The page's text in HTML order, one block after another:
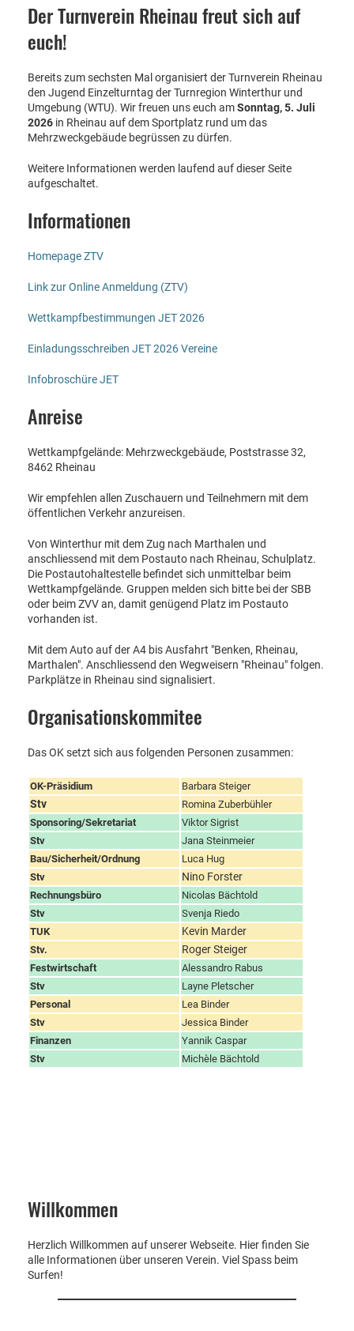
Der Turnverein Rheinau freut sich auf
euch!
Bereits zum sechsten Mal organisiert der Turnverein Rheinau
den Jugend Einzelturntag der Turnregion Winterthur und
Umgebung (WTU). Wir freuen uns euch amSonntag, 5. Juli
2026 in Rheinau auf dem Sportplatz rund um das
Mehrzweckgebäude begrüssen zu dürfen.
Weitere Informationen werden laufend auf dieser Seite
aufgeschaltet.
Informationen
Homepage ZTV
Link zur Online Anmeldung (ZTV)
Wettkampfbestimmungen JET 2026
Einladungsschreiben JET 2026 Vereine
Infobroschüre JET
Anreise
Wettkampfgelände: Mehrzweckgebäude, Poststrasse 32,
8462 Rheinau
Wir empfehlen allen Zuschauern und Teilnehmern mit dem
öffentlichen Verkehr anzureisen.
Von Winterthur mit dem Zug nach Marthalen und
anschliessend mit dem Postauto nach Rheinau, Schulplatz.
Die Postautohaltestelle befindet sich unmittelbar beim
Wettkampfgelände. Gruppen melden sich bitte bei der SBB
oder beim ZVV an, damit genügend Platz im Postauto
vorhanden ist.
Mit dem Auto auf der A4 bis Ausfahrt "Benken, Rheinau,
Marthalen". Anschliessend den Wegweisern "Rheinau" folgen.
Parkplätze in Rheinau sind signalisiert.
Organisationskommitee
Das OK setzt sich aus folgenden Personen zusammen:
OK-Präsidium Barbara Steiger
Stv
Romina Zuberbühler
Sponsoring/Sekretariat
Viktor Sigrist
Stv
Jana Steinmeier
Bau/Sicherheit/Ordnung
Luca Hug
Stv
Nino Forster
Rechnungsbüro
Nicolas Bächtold
Stv
Svenja Riedo
TUK
Kevin Marder
Stv. Roger Steiger
Festwirtschaft
Alessandro Rabus
Stv
Layne Pletscher
Personal
Lea Binder
Stv
Jessica Binder
Finanzen
Yannik Caspar
Stv
Michèle Bächtold
Willkommen
Herzlich Willkommen auf unserer Webseite. Hier finden Sie
alle Informationen über unseren Verein. Viel Spass beim
Surfen!